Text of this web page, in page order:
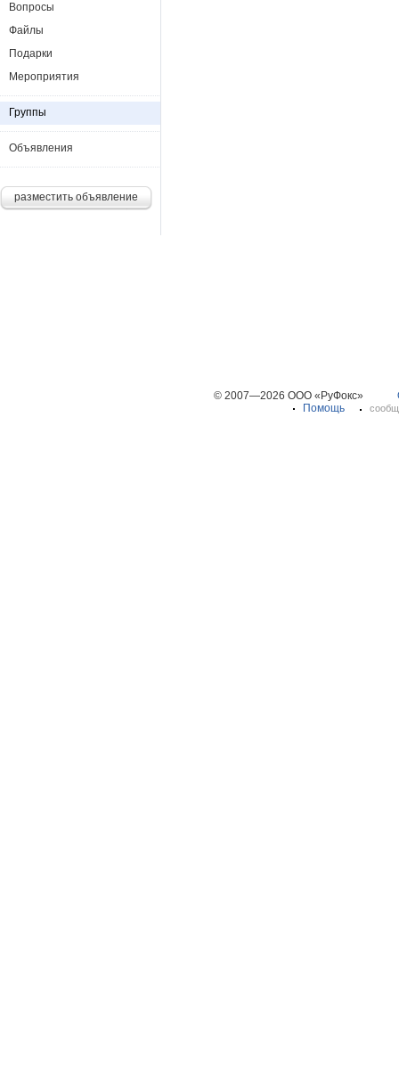
Вопросы
Файлы
Подарки
Мероприятия
Группы
Объявления
разместить объявление
© 2007—2026 ООО «РуФокс»
Помощь